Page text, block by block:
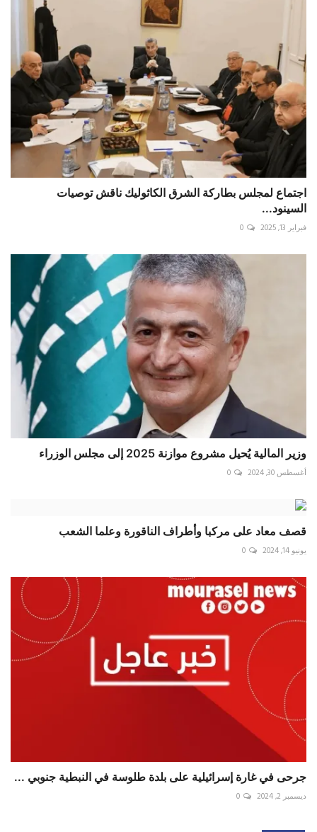
اجتماع لمجلس بطاركة الشرق الكاثوليك ناقش توصيات
السينود...
فبراير 13, 2025 0
وزير المالية يُحيل مشروع موازنة 2025 إلى مجلس الوزراء
أغسطس 30, 2024 0
قصف معاد على مركبا وأطراف الناقورة وعلما الشعب
يونيو 14, 2024 0
جرحى في غارة إسرائيلية على بلدة طلوسة في النبطية جنوبي ...
ديسمبر 2, 2024 0